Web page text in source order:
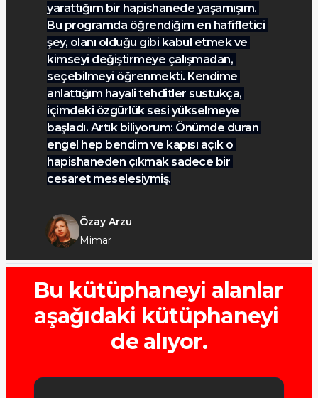
5 üzerinden 5 yıldız
yarattığım bir hapishanede yaşamışım.
Bu programda öğrendiğim en hafifletici
şey, olanı olduğu gibi kabul etmek ve
kimseyi değiştirmeye çalışmadan,
seçebilmeyi öğrenmekti. Kendime
anlattığım hayali tehditler sustukça,
içimdeki özgürlük sesi yükselmeye
başladı. Artık biliyorum: Önümde duran
engel hep bendim ve kapısı açık o
hapishaneden çıkmak sadece bir
cesaret meselesiymiş.
Özay Arzu
Mimar
Bu kütüphaneyi alanlar
aşağıdaki kütüphaneyi
de alıyor.